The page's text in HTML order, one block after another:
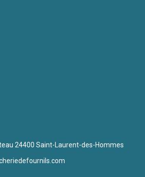
24400 Saint-Laurent-des-Hommes